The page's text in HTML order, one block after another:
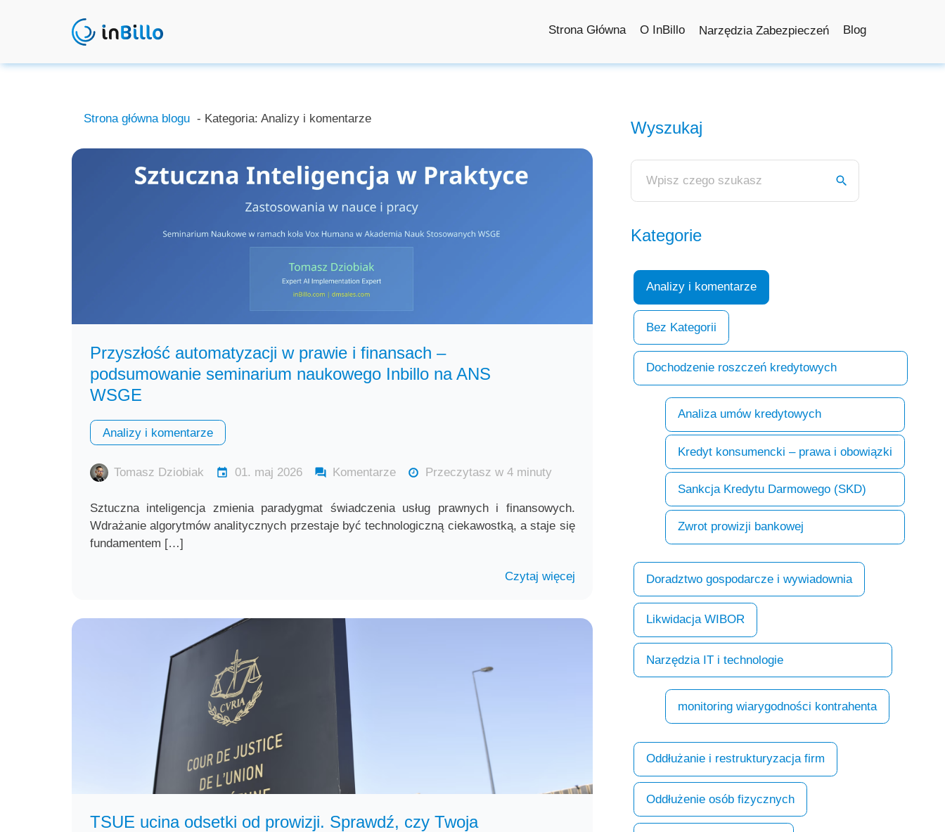
Strona Główna O InBillo Narzędzia Zabezpieczeń Blog
Strona główna blogu - Kategoria: Analizy i komentarze
Przyszłość automatyzacji w prawie i finansach –
podsumowanie seminarium naukowego Inbillo na ANS
WSGE
Analizy i komentarze
Tomasz Dziobiak 01. maj 2026 Komentarze Przeczytasz w 4 minuty
Sztuczna inteligencja zmienia paradygmat świadczenia usług prawnych i finansowych.
Wdrażanie algorytmów analitycznych przestaje być technologiczną ciekawostką, a staje się
fundamentem […]
Czytaj więcej
TSUE ucina odsetki od prowizji. Sprawdź, czy Twoja
Wyszukaj
Kategorie
Analizy i komentarze
Bez Kategorii
Dochodzenie roszczeń kredytowych
Analiza umów kredytowych
Kredyt konsumencki – prawa i obowiązki
Sankcja Kredytu Darmowego (SKD)
Zwrot prowizji bankowej
Doradztwo gospodarcze i wywiadownia
Likwidacja WIBOR
Narzędzia IT i technologie
monitoring wiarygodności kontrahenta
Oddłużanie i restrukturyzacja firm
Oddłużenie osób fizycznych